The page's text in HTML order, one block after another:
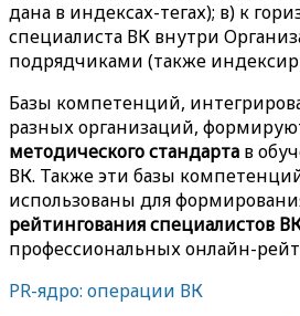
дана в индексах-тегах); в) к
специалиста ВК внутри
подрядчиками (также
Базы компетенций,
разных организаций,
методического стандарта в
ВК. Также эти базы
использованы для
рейтингования специалистов
профессиональных онлайн-
PR-ядро: операции ВК